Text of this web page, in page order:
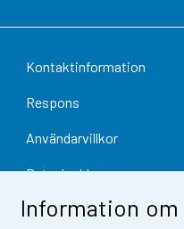
Information
Kontaktinformation
Respons
Användarvillkor
Dataskydd
Tillgänglighet